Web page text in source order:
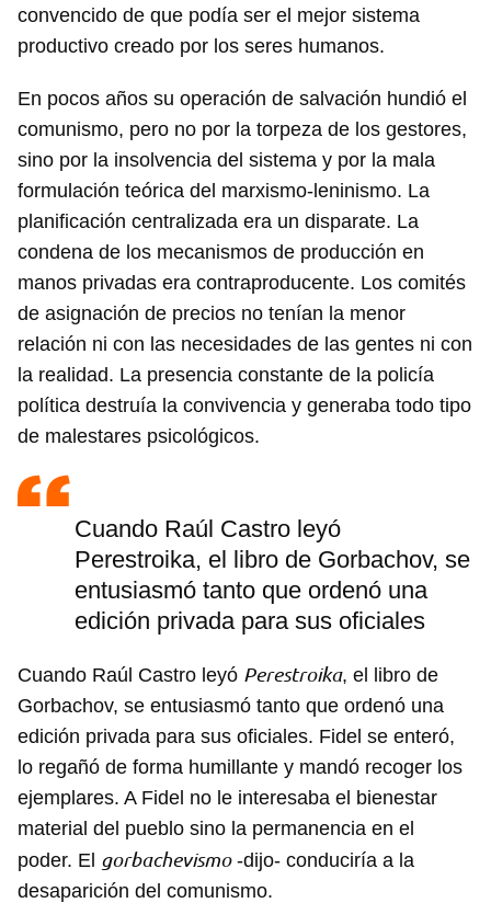
Guardar como favorito
Para poder guardar como favorito, primero has de
iniciar sesión con tu cuenta de 14ymedio.
INICIAR SESIÓN CANCELAR
convencido de que podía ser el mejor sistema
productivo creado por los seres humanos.
En pocos años su operación de salvación hundió el
comunismo, pero no por la torpeza de los gestores,
sino por la insolvencia del sistema y por la mala
formulación teórica del marxismo-leninismo. La
planificación centralizada era un disparate. La
condena de los mecanismos de producción en
manos privadas era contraproducente. Los comités
de asignación de precios no tenían la menor
relación ni con las necesidades de las gentes ni con
la realidad. La presencia constante de la policía
política destruía la convivencia y generaba todo tipo
de malestares psicológicos.
Cuando Raúl Castro leyó
Perestroika, el libro de Gorbachov, se
entusiasmó tanto que ordenó una
edición privada para sus oficiales
Cuando Raúl Castro leyó Perestroika, el libro de
Gorbachov, se entusiasmó tanto que ordenó una
edición privada para sus oficiales. Fidel se enteró,
lo regañó de forma humillante y mandó recoger los
ejemplares. A Fidel no le interesaba el bienestar
material del pueblo sino la permanencia en el
poder. El gorbachevismo-dijo- conduciría a la
desaparición del comunismo.